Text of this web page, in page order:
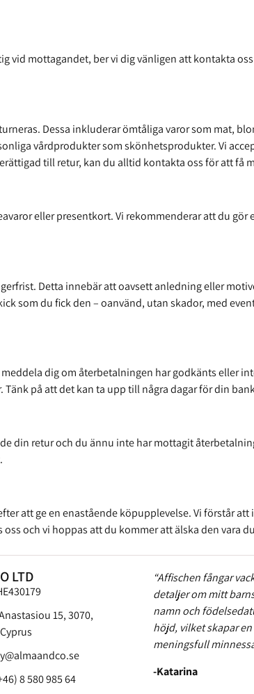
vid mottagandet, ber vi dig vänligen att kontakta
Dessa inkluderar ömtåliga varor som mat,
vårdprodukter som skönhetsprodukter. Vi
till retur, kan du alltid kontakta oss för att få
eller presentkort. Vi rekommenderar att du
Detta innebär att oavsett anledning eller
som du fick den – oanvänd, utan skador, med
dig om återbetalningen har godkänts eller
på att det kan ta upp till några dagar för din
din retur och du ännu inte har mottagit
att ge en enastående köpupplevelse. Vi förstår
och vi hoppas att du kommer att älska den vara
LTD
15, 3070,
8 580 985 64
“Affischen fångar
detaljer om mitt
namn och
höjd, vilket skapar
meningsfull
-Katarina